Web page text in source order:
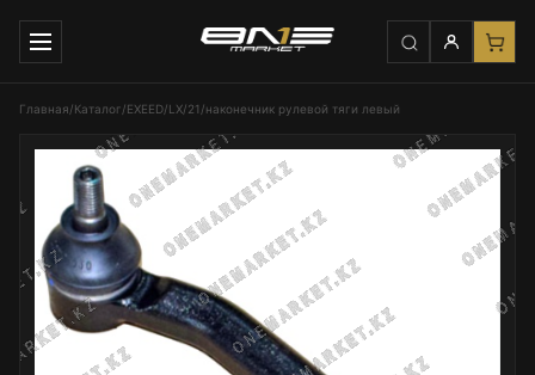
Главная/Каталог/EXEED/LX/21 /наконечник рулевой тяги левый